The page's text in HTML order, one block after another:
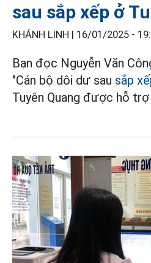
sau sắp xếp ở
KHÁNH LINH | 16/01/2025 -
Bạn đọc Nguyễn Văn
"Cán bộ dôi dư sau sắp
Tuyên Quang được hỗ